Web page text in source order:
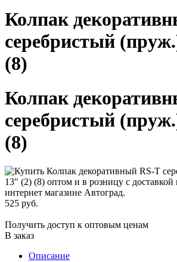
Колпак
серебристый
(8)
Колпак
серебристый
(8)
525 руб.
Получить доступ к оптовым ценам
В заказ
Описание